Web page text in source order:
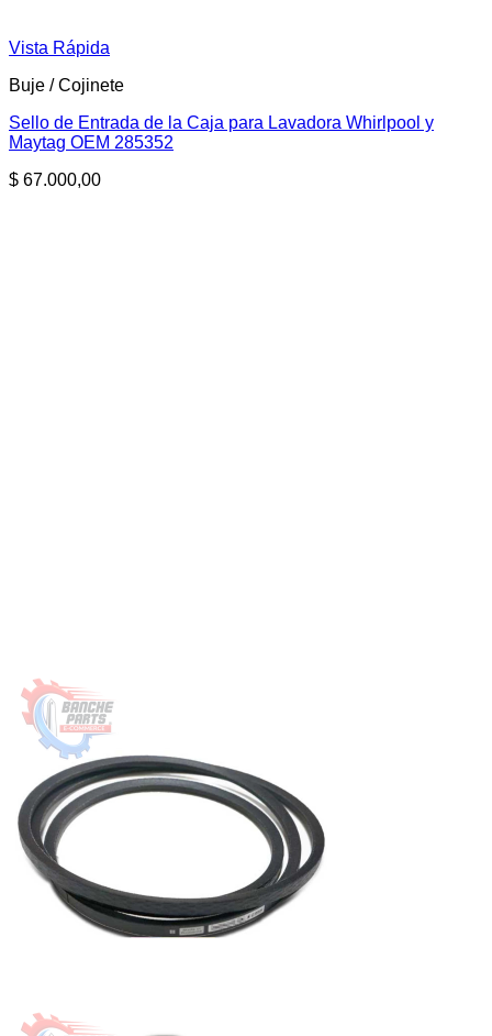
Vista Rápida
Buje / Cojinete
Sello de Entrada de la Caja para Lavadora Whirlpool y
Maytag OEM 285352
$ 67.000,00